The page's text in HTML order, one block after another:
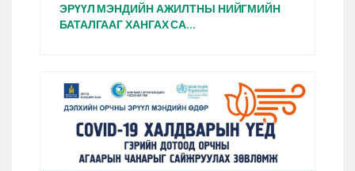
ЭРҮҮЛ МЭНДИЙН АЖИЛТНЫ НИЙГМИЙН
БАТАЛГААГ ХАНГАХ СА...